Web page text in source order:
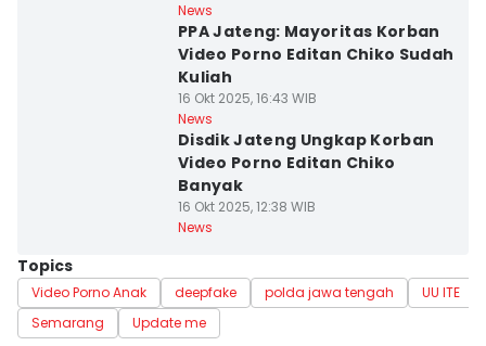
News
PPA Jateng: Mayoritas Korban
Video Porno Editan Chiko Sudah
Kuliah
16 Okt 2025, 16:43 WIB
News
Disdik Jateng Ungkap Korban
Video Porno Editan Chiko
Banyak
16 Okt 2025, 12:38 WIB
News
Topics
Video Porno Anak deepfake polda jawa tengah
UU ITE
Semarang
Update me